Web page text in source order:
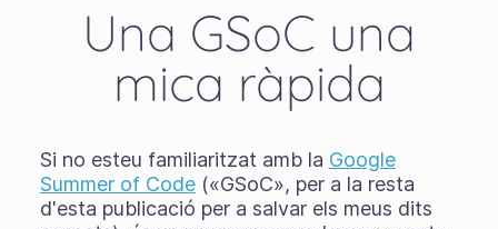
Una GSoC una
mica ràpida
Si no esteu familiaritzat amb la Google
Summer of Code(«GSoC», per a la resta
d'esta publicació per a salvar els meus dits